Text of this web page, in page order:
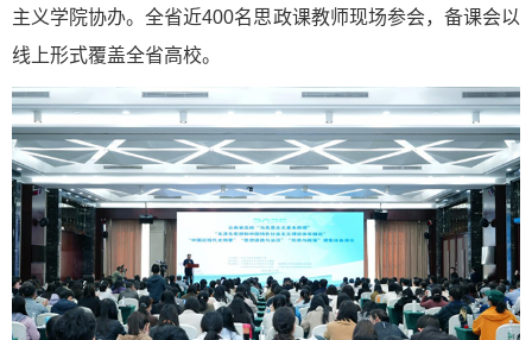
主义学院协办。全省近400名思政课教师现场参会，备课会以
线上形式覆盖全省高校。